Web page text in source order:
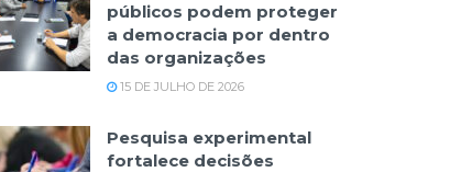
públicos podem proteger
a democracia por dentro
das organizações
15 DE JULHO DE 2026
Pesquisa experimental
fortalece decisões